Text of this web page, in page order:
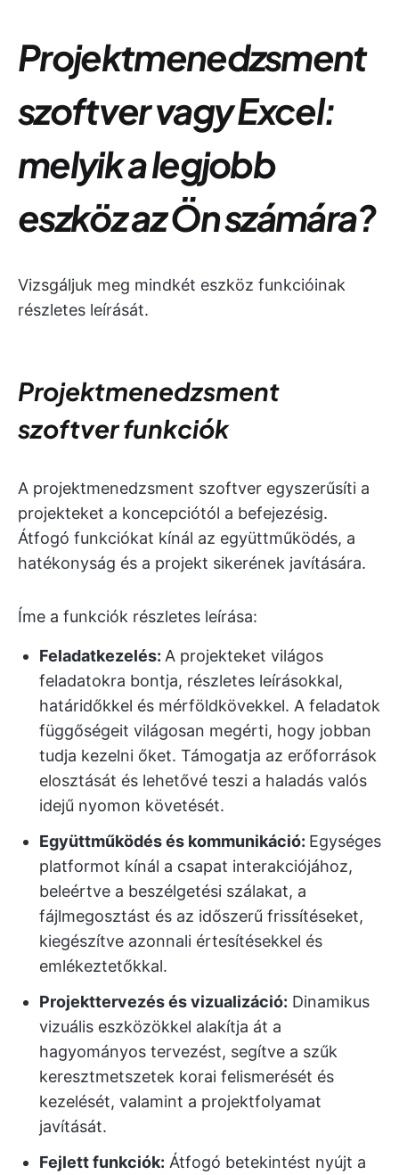
Projektmenedzsment
szoftver vagy Excel:
melyik a legjobb
eszköz az Ön számára?
Vizsgáljuk meg mindkét eszköz funkcióinak
részletes leírását.
Projektmenedzsment
szoftver funkciók
A projektmenedzsment szoftver egyszerűsíti a
projekteket a koncepciótól a befejezésig.
Átfogó funkciókat kínál az együttműködés, a
hatékonyság és a projekt sikerének javítására.
Íme a funkciók részletes leírása:
Feladatkezelés: A projekteket világos
feladatokra bontja, részletes leírásokkal,
határidőkkel és mérföldkövekkel. A feladatok
függőségeit világosan megérti, hogy jobban
tudja kezelni őket. Támogatja az erőforrások
elosztását és lehetővé teszi a haladás valós
idejű nyomon követését.
Együttműködés és kommunikáció: Egységes
platformot kínál a csapat interakciójához,
beleértve a beszélgetési szálakat, a
fájlmegosztást és az időszerű frissítéseket,
kiegészítve azonnali értesítésekkel és
emlékeztetőkkal.
Projekttervezés és vizualizáció: Dinamikus
vizuális eszközökkel alakítja át a
hagyományos tervezést, segítve a szűk
keresztmetszetek korai felismerését és
kezelését, valamint a projektfolyamat
javítását.
Fejlett funkciók: Átfogó betekintést nyújt a